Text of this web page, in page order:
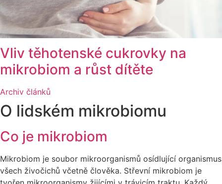
Vliv těhotenské cukrovky na
mikrobiom a růst dítěte
Archiv článků
O lidském mikrobiomu
Co je mikrobiom
Mikrobiom je soubor mikroorganismů osídlující organismus
všech živočichů včetně člověka. Střevní mikrobiom je